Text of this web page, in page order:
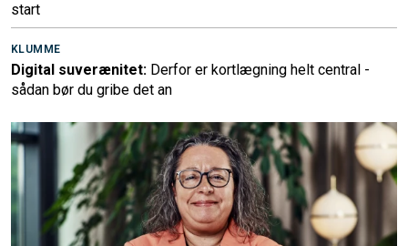
start
KLUMME
Digital suverænitet: Derfor er kortlægning helt central -
sådan bør du gribe det an